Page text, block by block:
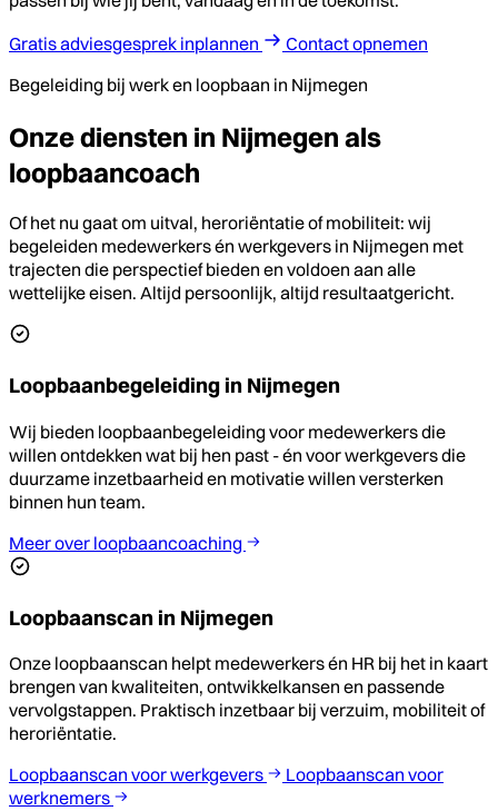
Gratis adviesgesprek inplannen
Contact opnemen
Begeleiding bij werk en loopbaan in Nijmegen
Onze diensten in Nijmegen als
loopbaancoach
Of het nu gaat om uitval, heroriëntatie of mobiliteit: wij
begeleiden medewerkers én werkgevers in Nijmegen met
trajecten die perspectief bieden en voldoen aan alle
wettelijke eisen. Altijd persoonlijk, altijd resultaatgericht.
Loopbaanbegeleiding in Nijmegen
Wij bieden loopbaanbegeleiding voor medewerkers die
willen ontdekken wat bij hen past - én voor werkgevers die
duurzame inzetbaarheid en motivatie willen versterken
binnen hun team.
Meer over loopbaancoaching
Loopbaanscan in Nijmegen
Onze loopbaanscan helpt medewerkers én HR bij het in kaart
brengen van kwaliteiten, ontwikkelkansen en passende
vervolgstappen. Praktisch inzetbaar bij verzuim, mobiliteit of
heroriëntatie.
Loopbaanscan voor werkgevers
Loopbaanscan voor
werknemers